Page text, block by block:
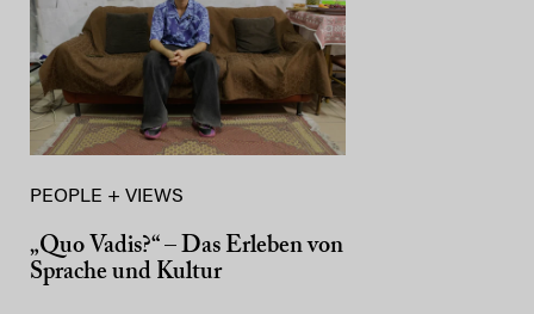
PEOPLE + VIEWS
„Quo Vadis?“ – Das Erleben von
Sprache und Kultur